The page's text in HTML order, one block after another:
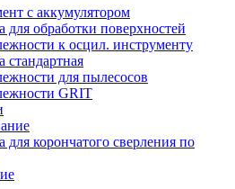
с аккумулятором
для обработки поверхностей
к осцил. инструменту
стандартная
для пылесосов
GRIT
для корончатого сверления по